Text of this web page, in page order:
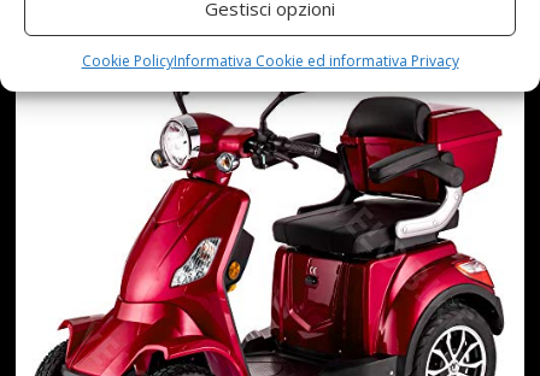
Gestisci opzioni
Cookie PolicyInformativa Cookie ed informativa Privacy